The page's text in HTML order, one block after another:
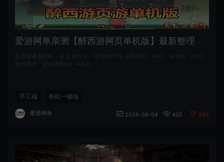
是否需要虚拟机：否 文件大小：压缩包约3G 支持系统：win7、win10、win11
硬件需求：运行内存8G +4核及…
手工端 单机一键端
爱游网单 2026-08-04 430 280